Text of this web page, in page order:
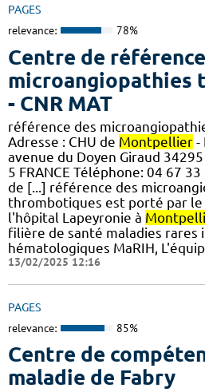
PAGES
relevance: 78%
Centre de
microangiopathies
- CNR MAT
référence des
Adresse : CHU de Montpellier -
avenue du Doyen Giraud 34295
5 FRANCE Téléphone: 04 67
de [...] référence des
thrombotiques est porté par le
l'hôpital Lapeyronie à
filière de santé maladies rares
hématologiques MaRIH,
13/02/2025 12:16
PAGES
relevance: 85%
Centre de
maladie de Fabry